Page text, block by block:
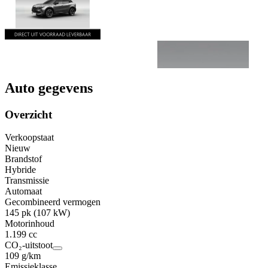
Auto gegevens
Overzicht
Verkoopstaat
Nieuw
Brandstof
Hybride
Transmissie
Automaat
Gecombineerd vermogen
145 pk (107 kW)
Motorinhoud
1.199 cc
CO₂-uitstoot
109 g/km